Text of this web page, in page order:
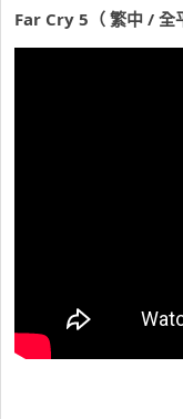
Far Cry 5 （ 繁中 / 全